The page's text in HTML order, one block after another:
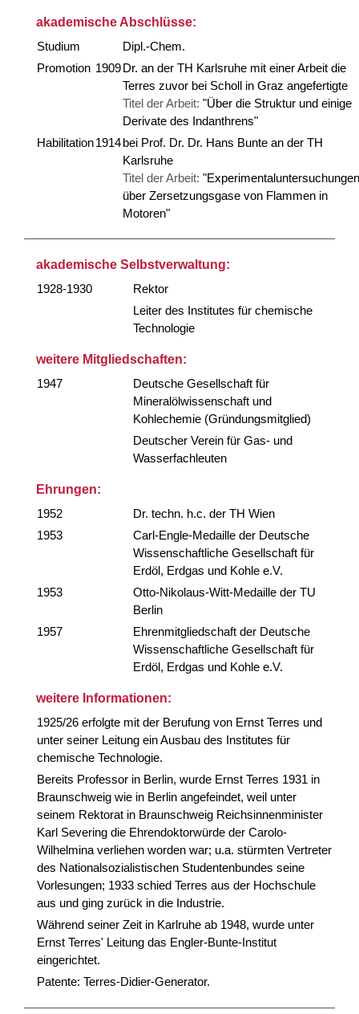
akademische Abschlüsse:
Studium
Dipl.-Chem.
Promotion 1909Dr. an der TH Karlsruhe mit einer Arbeit die
Terres zuvor bei Scholl in Graz angefertigte
Titel der Arbeit: "Über die Struktur und einige
Derivate des Indanthrens"
Habilitation1914bei Prof. Dr. Dr. Hans Bunte an der TH
Karlsruhe
Titel der Arbeit: "Experimentaluntersuchungen
über Zersetzungsgase von Flammen in
Motoren"
akademische Selbstverwaltung:
1928-1930
Rektor
Leiter des Institutes für chemische
Technologie
weitere Mitgliedschaften:
1947
Deutsche Gesellschaft für
Mineralölwissenschaft und
Kohlechemie (Gründungsmitglied)
Deutscher Verein für Gas- und
Wasserfachleuten
Ehrungen:
1952
Dr. techn. h.c. der TH Wien
1953
Carl-Engle-Medaille der Deutsche
Wissenschaftliche Gesellschaft für
Erdöl, Erdgas und Kohle e.V.
1953
Otto-Nikolaus-Witt-Medaille der TU
Berlin
1957
Ehrenmitgliedschaft der Deutsche
Wissenschaftliche Gesellschaft für
Erdöl, Erdgas und Kohle e.V.
weitere Informationen:
1925/26 erfolgte mit der Berufung von Ernst Terres und
unter seiner Leitung ein Ausbau des Institutes für
chemische Technologie.
Bereits Professor in Berlin, wurde Ernst Terres 1931 in
Braunschweig wie in Berlin angefeindet, weil unter
seinem Rektorat in Braunschweig Reichsinnenminister
Karl Severing die Ehrendoktorwürde der Carolo-
Wilhelmina verliehen worden war; u.a. stürmten Vertreter
des Nationalsozialistischen Studentenbundes seine
Vorlesungen; 1933 schied Terres aus der Hochschule
aus und ging zurück in die Industrie.
Während seiner Zeit in Karlruhe ab 1948, wurde unter
Ernst Terres' Leitung das Engler-Bunte-Institut
eingerichtet.
Patente: Terres-Didier-Generator.